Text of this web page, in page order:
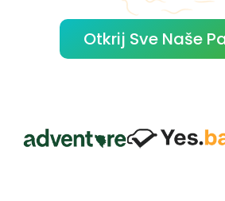
Otkrij Sve Naše